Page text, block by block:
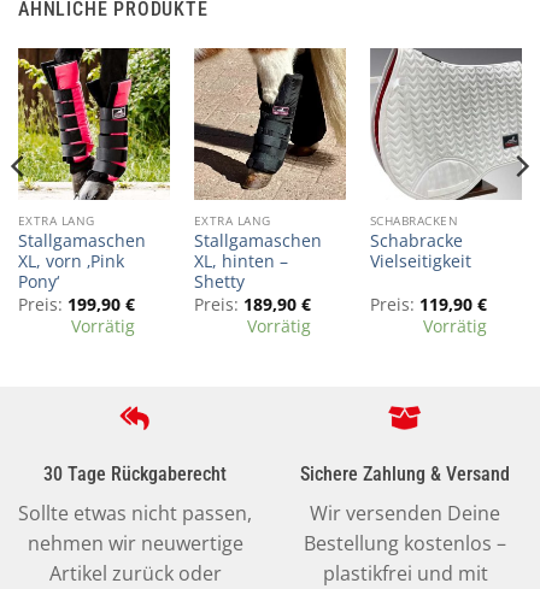
ÄHNLICHE PRODUKTE
EXTRA LANG
Stallgamaschen
XL, vorn ‚Pink
Pony‘
Preis: 199,90 €
Vorrätig
Dieses
Produkt
weist
mehrere
Varianten
der
Produktseite
gewählt
werden
EXTRA LANG
Stallgamaschen
XL, hinten –
Shetty
Preis: 189,90 €
Vorrätig
Dieses
Produkt
weist
mehrere
Varianten
der
gewählt
werden
SCHABRACKEN
Schabracke
Vielseitigkeit
Preis: 119,90 €
Vorrätig
Dieses
Produkt
weist
mehrere
Varianten
können
der
Produktseite
gewählt
werden
30 Tage Rückgaberecht
Sollte etwas nicht passen,
nehmen wir neuwertige
Artikel zurück oder
Sichere Zahlung & Versand
Wir versenden Deine
Bestellung kostenlos –
plastikfrei und mit